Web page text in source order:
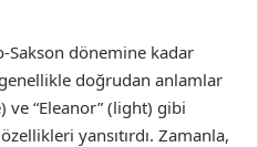
Sakson dönemine kadar
doğrudan anlamlar
ve “Eleanor” (light) gibi
yansıtırdı. Zamanla,